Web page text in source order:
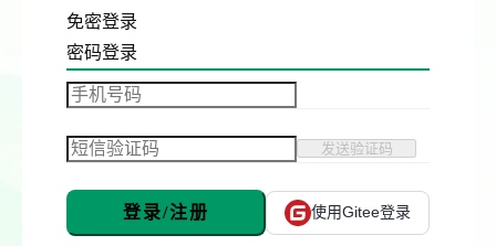
免密登录
密码登录
发送验证码
登录/注册 使用Gitee登录